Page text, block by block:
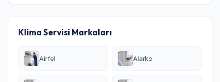
Klima Servisi Markaları
Airfel Alarko